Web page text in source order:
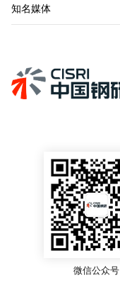
知名媒体
微信公众号